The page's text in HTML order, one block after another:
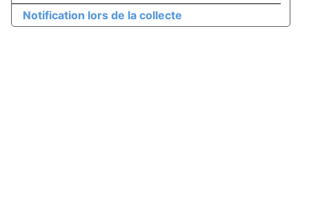
Notification lors de la collecte